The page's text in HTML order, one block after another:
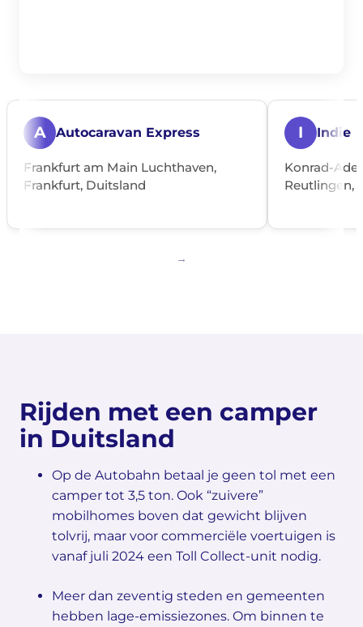
A Autocaravan Express
Frankfurt am Main Luchthaven,
Frankfurt, Duitsland
I Indie
Konrad-
Reutlingen,
Rijden met een camper
in Duitsland
Op de Autobahn betaal je geen tol met een
camper tot 3,5 ton. Ook “zuivere”
mobilhomes boven dat gewicht blijven
tolvrij, maar voor commerciële voertuigen is
vanaf juli 2024 een Toll Collect-unit nodig.
Meer dan zeventig steden en gemeenten
hebben lage-emissiezones. Om binnen te